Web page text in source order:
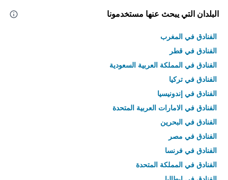
البلدان التي يبحث عنها مستخدمونا
الفنادق في المغرب
الفنادق في قطر
الفنادق في المملكة العربية السعودية
الفنادق في تركيا
الفنادق في إندونيسيا
الفنادق في الامارات العربية المتحدة
الفنادق في البحرين
الفنادق في مصر
الفنادق في فرنسا
الفنادق في المملكة المتحدة